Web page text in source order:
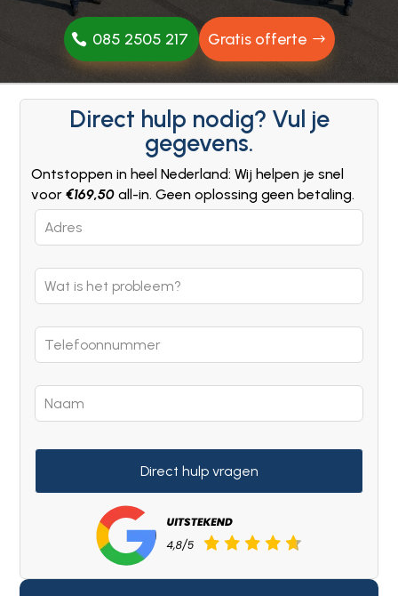
085 2505 217 Gratis offerte
Direct hulp nodig? Vul je
gegevens.
Ontstoppen in heel Nederland: Wij helpen je snel
voor€169,50 all-in. Geen oplossing geen betaling.
Leave
this
blank
Direct hulp vragen